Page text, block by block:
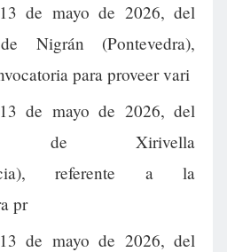
de mayo de 2026, del
Nigrán (Pontevedra),
para proveer vari
de mayo de 2026, del
de Xirivella
referente a la
pr
de mayo de 2026, del